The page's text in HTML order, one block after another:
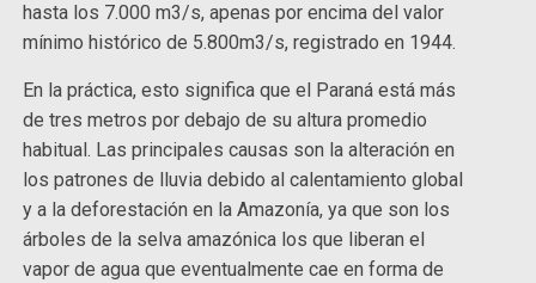
hasta los 7.000 m3/s, apenas por encima del valor
mínimo histórico de 5.800m3/s, registrado en 1944.
En la práctica, esto significa que el Paraná está más
de tres metros por debajo de su altura promedio
habitual. Las principales causas son la alteración en
los patrones de lluvia debido al calentamiento global
y a la deforestación en la Amazonía, ya que son los
árboles de la selva amazónica los que liberan el
vapor de agua que eventualmente cae en forma de